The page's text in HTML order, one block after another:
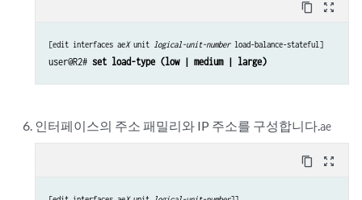
content_copy zoom_out_map
[edit interfaces aeX unit logical-unit-number load-balance-stateful]
user@R2# set load-type (low | medium | large)
인터페이스의 주소 패밀리와 IP 주소를 구성합니다.ae
content_copy zoom_out_map